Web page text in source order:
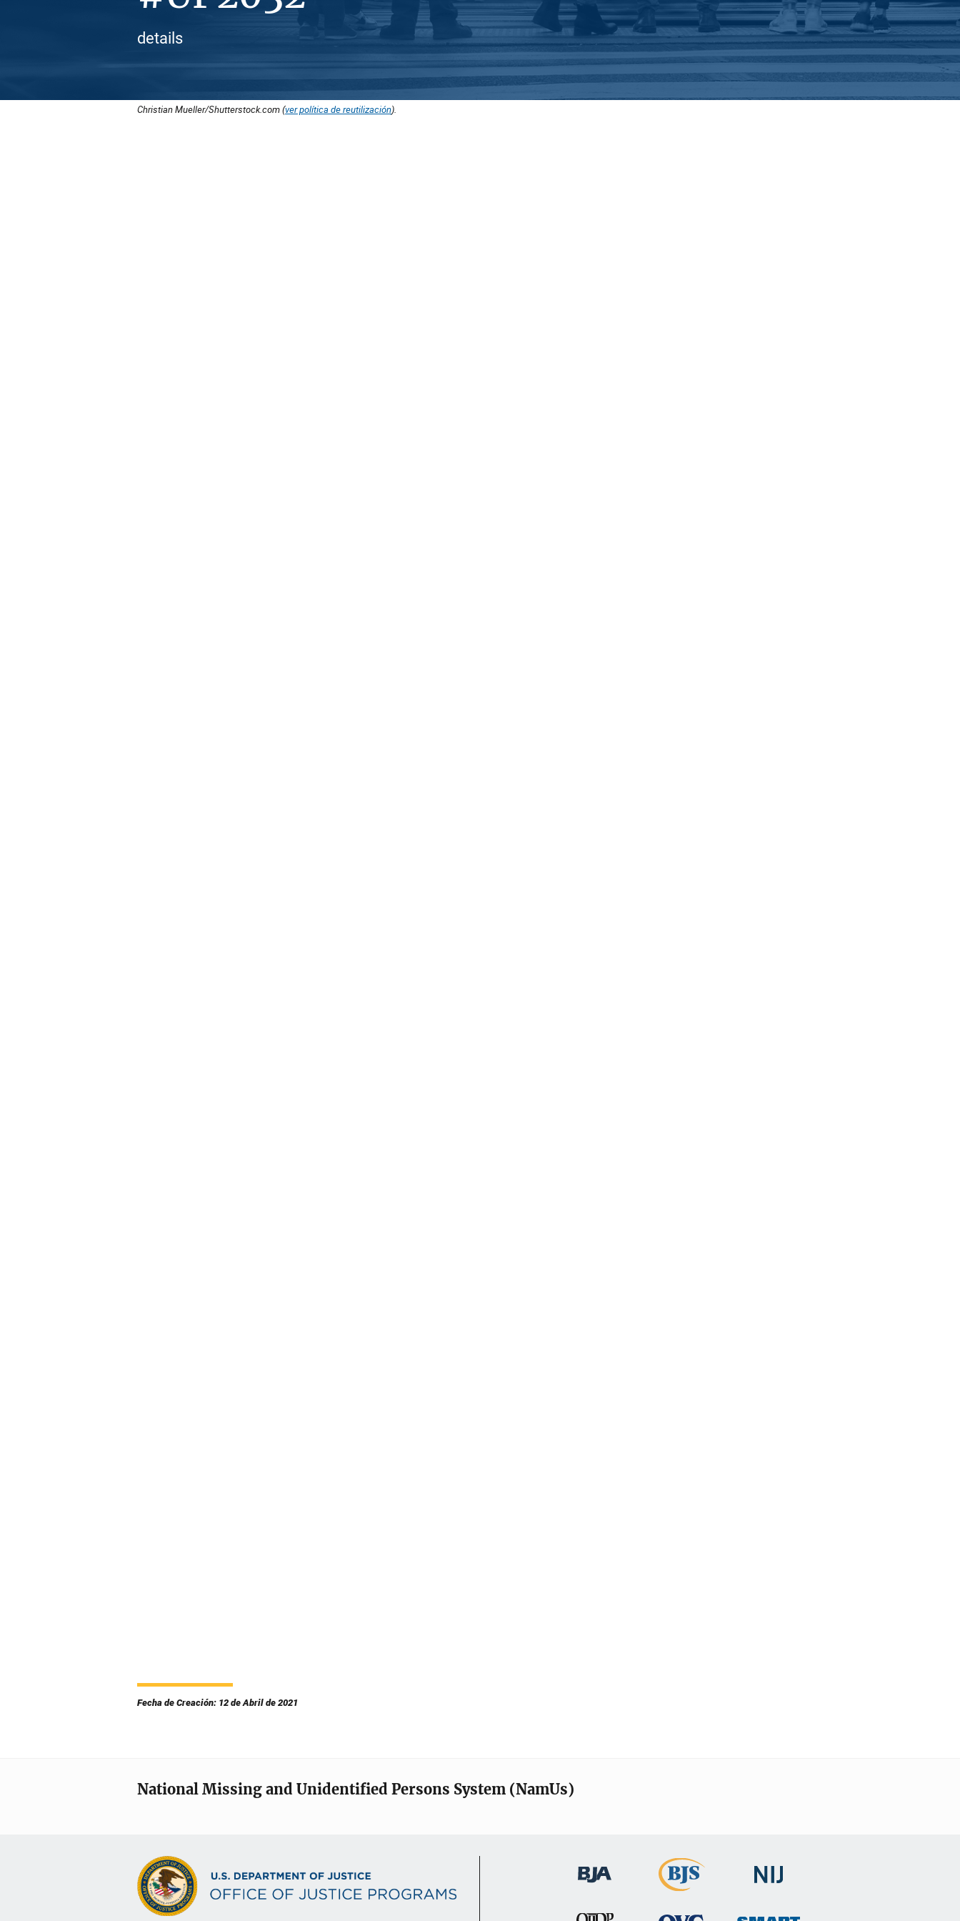
details
Christian Mueller/Shutterstock.com (ver política de reutilización).
Fecha de Creación: 12 de Abril de 2021
National Missing and Unidentified Persons System (NamUs)